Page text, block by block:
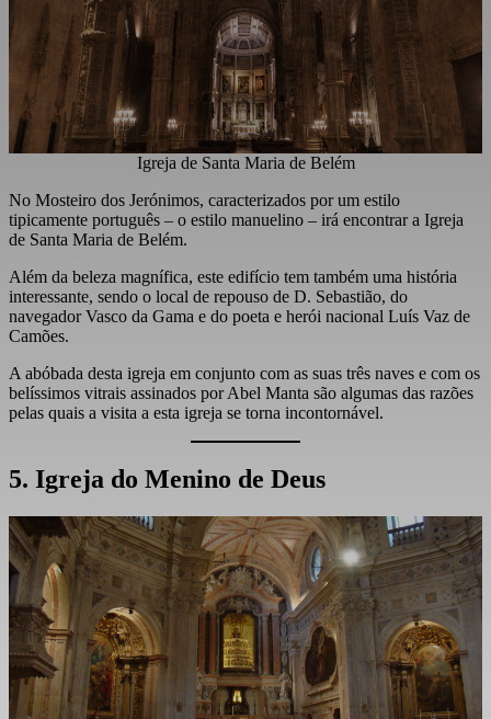
Igreja de Santa Maria de Belém
No Mosteiro dos Jerónimos, caracterizados por um estilo
tipicamente português – o estilo manuelino – irá encontrar a Igreja
de Santa Maria de Belém.
Além da beleza magnífica, este edifício tem também uma história
interessante, sendo o local de repouso de D. Sebastião, do
navegador Vasco da Gama e do poeta e herói nacional Luís Vaz de
Camões.
A abóbada desta igreja em conjunto com as suas três naves e com os
belíssimos vitrais assinados por Abel Manta são algumas das razões
pelas quais a visita a esta igreja se torna incontornável.
5. Igreja do Menino de Deus